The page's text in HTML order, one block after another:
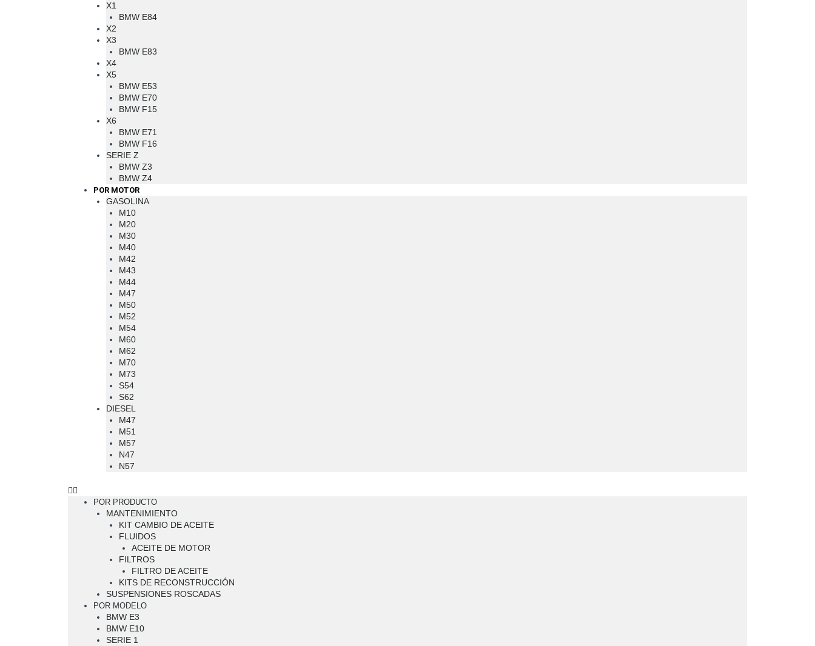
X1
BMW E84
X2
X3
BMW E83
X4
X5
BMW E53
BMW E70
BMW F15
X6
BMW E71
BMW F16
SERIE Z
BMW Z3
BMW Z4
POR MOTOR
GASOLINA
M10
M20
M30
M40
M42
M43
M44
M47
M50
M52
M54
M60
M62
M70
M73
S54
S62
DIESEL
M47
M51
M57
N47
N57
POR PRODUCTO
MANTENIMIENTO
KIT CAMBIO DE ACEITE
FLUIDOS
ACEITE DE MOTOR
FILTROS
FILTRO DE ACEITE
KITS DE RECONSTRUCCIÓN
SUSPENSIONES ROSCADAS
POR MODELO
BMW E3
BMW E10
SERIE 1